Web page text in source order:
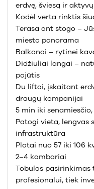
erdvę, šviesą ir
Kodėl verta rinktis
Terasa ant stogo –
miesto panorama
Balkonai – rytinei
Didžiuliai langai –
pojūtis
Du liftai, įskaitant
draugų kompanijai
5 min iki
Patogi vieta, lengvas
infrastruktūra
Plotai nuo 57 iki 106
2–4 kambariai
Tobulas pasirinkimas
profesionalui, tiek